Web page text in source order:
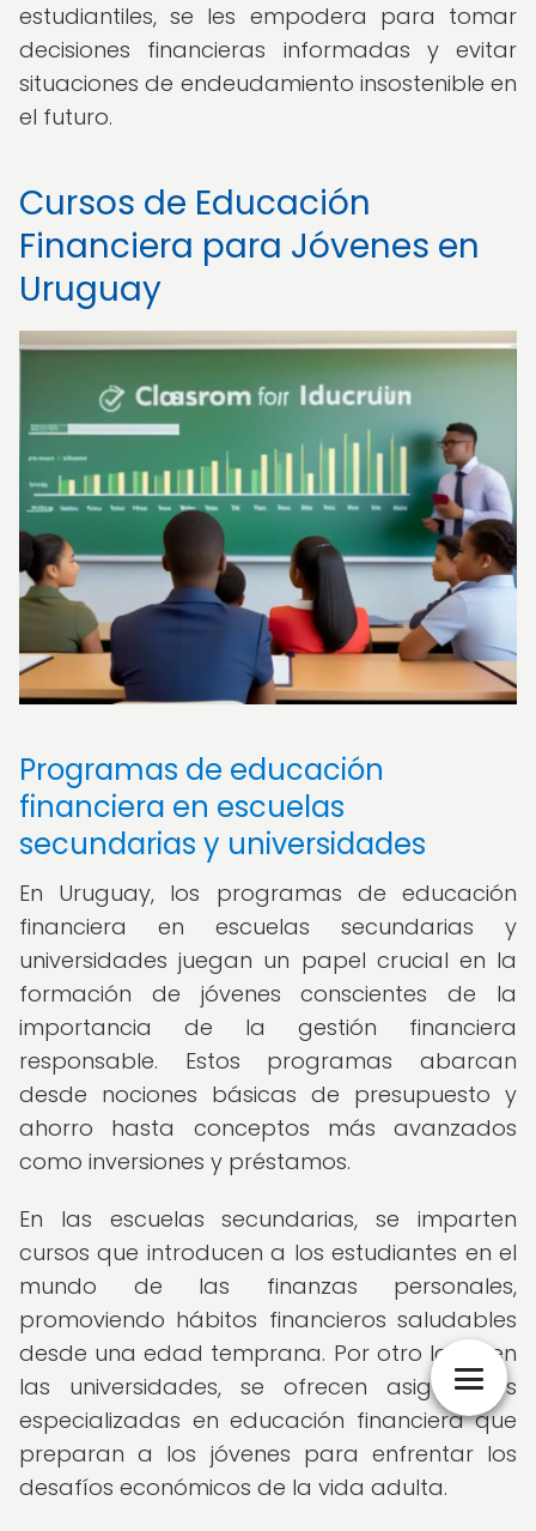
estudiantiles, se les empodera para tomar
decisiones financieras informadas y evitar
situaciones de endeudamiento insostenible en
el futuro.
Cursos de Educación
Financiera para Jóvenes en
Uruguay
Programas de educación
financiera en escuelas
secundarias y universidades
En Uruguay, los programas de educación
financiera en escuelas secundarias y
universidades juegan un papel crucial en la
formación de jóvenes conscientes de la
importancia de la gestión financiera
responsable. Estos programas abarcan
desde nociones básicas de presupuesto y
ahorro hasta conceptos más avanzados
como inversiones y préstamos.
En las escuelas secundarias, se imparten
cursos que introducen a los estudiantes en el
mundo de las finanzas personales,
promoviendo hábitos financieros saludables
desde una edad temprana. Por otro lado, en
las universidades, se ofrecen asignaturas
especializadas en educación financiera que
preparan a los jóvenes para enfrentar los
desafíos económicos de la vida adulta.